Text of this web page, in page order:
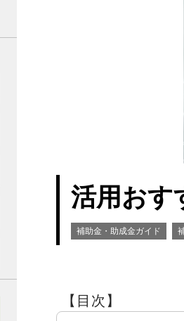
活用おす
補助金・助成金ガイド
【目次】